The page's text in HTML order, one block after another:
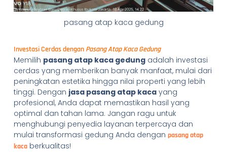
pasang atap kaca gedung
Investasi Cerdas dengan Pasang Atap Kaca Gedung
Memilih pasang atap kaca gedungadalah investasi
cerdas yang memberikan banyak manfaat, mulai dari
peningkatan estetika hingga nilai properti yang lebih
tinggi. Dengan jasa pasang atap kacayang
profesional, Anda dapat memastikan hasil yang
optimal dan tahan lama. Jangan ragu untuk
menghubungi penyedia layanan terpercaya dan
mulai transformasi gedung Anda dengan pasang atap
kacaberkualitas!